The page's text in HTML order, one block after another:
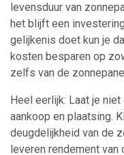
levensduur van
het blijft een
gelijkenis doet kun je
kosten besparen op
zelfs van de
Heel eerlijk: Laat je
aankoop en plaatsing.
deugdelijkheid van de
leveren rendement van